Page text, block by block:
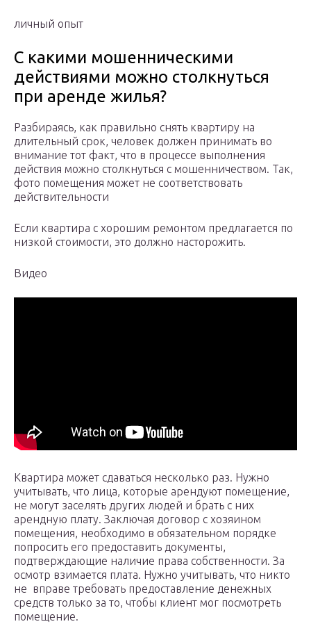
личный опыт
С какими мошенническими
действиями можно столкнуться
при аренде жилья?
Разбираясь, как правильно снять квартиру на
длительный срок, человек должен принимать во
внимание тот факт, что в процессе выполнения
действия можно столкнуться с мошенничеством. Так,
фото помещения может не соответствовать
действительности
Если квартира с хорошим ремонтом предлагается по
низкой стоимости, это должно насторожить.
Видео
Квартира может сдаваться несколько раз. Нужно
учитывать, что лица, которые арендуют помещение,
не могут заселять других людей и брать с них
арендную плату. Заключая договор с хозяином
помещения, необходимо в обязательном порядке
попросить его предоставить документы,
подтверждающие наличие права собственности. За
осмотр взимается плата. Нужно учитывать, что никто
не вправе требовать предоставление денежных
средств только за то, чтобы клиент мог посмотреть
помещение.